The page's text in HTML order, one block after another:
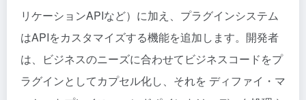
リケーションAPIなど）に加え、プラグインシステム
はAPIをカスタマイズする機能を追加します。開発者
は、ビジネスのニーズに合わせてビジネスコードをプ
ラグインとしてカプセル化し、それを ディファイ・マ